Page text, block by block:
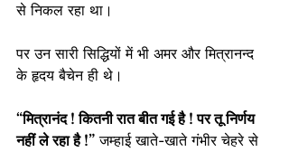
से निकल रहा था।
पर उन सारी सिद्धियों में भी अमर और मित्रानन्द
के हृदय बैचेन ही थे।
“मित्रानंद ! कितनी रात बीत गई है ! पर तू निर्णय
नहीं ले रहा है !” जम्हाई खाते-खाते गंभीर चेहरे से